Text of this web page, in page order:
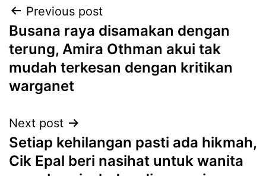
Post
navigation
Previous post
Busana raya disamakan dengan
terung, Amira Othman akui tak
mudah terkesan dengan kritikan
warganet
Next post
Setiap kehilangan pasti ada hikmah,
Cik Epal beri nasihat untuk wanita